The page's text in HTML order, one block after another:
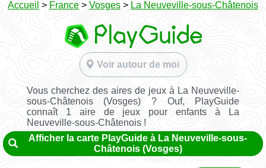
Accueil > France > Vosges > La Neuveville-sous-Châtenois
Voir autour de moi
Vous cherchez des aires de jeux à La Neuveville-
sous-Châtenois (Vosges) ? Ouf, PlayGuide
connaît 1 aire de jeux pour enfants à La
Neuveville-sous-Châtenois !
Afficher la carte PlayGuide à La Neuveville-sous-
Châtenois (Vosges)